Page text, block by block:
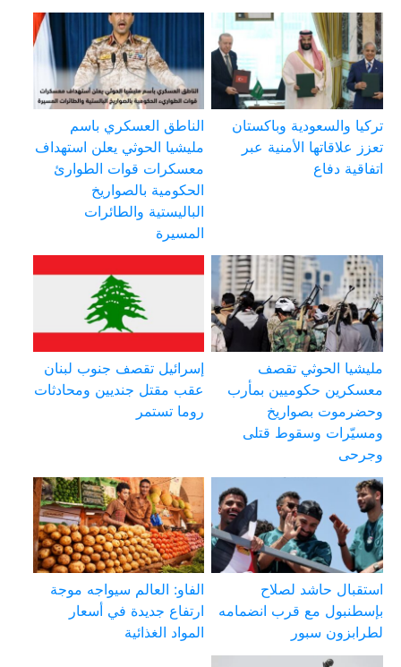
تركيا والسعودية وباكستان
تعزز علاقاتها الأمنية عبر
اتفاقية دفاع
الناطق العسكري باسم
مليشيا الحوثي يعلن استهداف
معسكرات قوات الطوارئ
الحكومية بالصواريخ
الباليستية والطائرات
المسيرة
مليشيا الحوثي تقصف
معسكرين حكوميين بمأرب
وحضرموت بصواريخ
ومسيّرات وسقوط قتلى
وجرحى
إسرائيل تقصف جنوب لبنان
عقب مقتل جنديين ومحادثات
روما تستمر
استقبال حاشد لصلاح
بإسطنبول مع قرب انضمامه
لطرابزون سبور
الفاو: العالم سيواجه موجة
ارتفاع جديدة في أسعار
المواد الغذائية